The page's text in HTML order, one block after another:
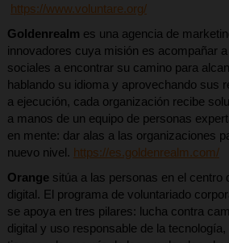
https://www.voluntare.org/
Goldenrealm es una agencia de
innovadores cuya misión es acompañar
sociales a encontrar su camino para
hablando su idioma y aprovechando sus
a ejecución, cada organización recibe
a manos de un equipo de personas
en mente: dar alas a las organizaciones
nuevo nivel. https://es.goldenrealm.com/
Orangesitúa a las personas en el centro
digital. El programa de voluntariado
se apoya en tres pilares: lucha contra
digital y uso responsable de la tecnología,